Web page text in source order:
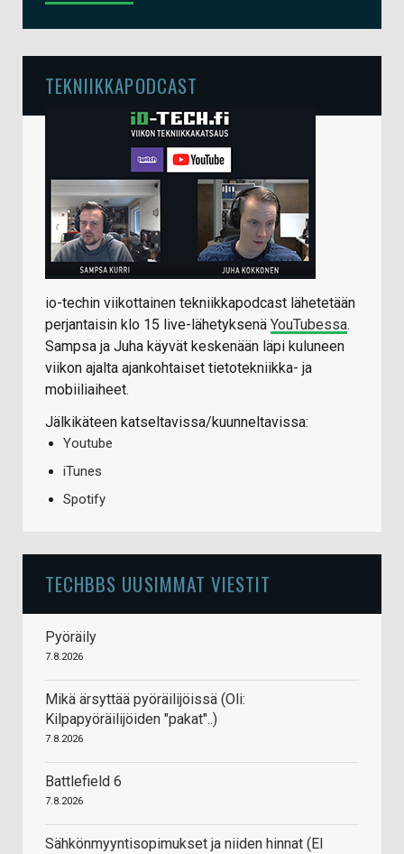
TEKNIIKKAPODCAST
io-techin viikottainen tekniikkapodcast lähetetään
perjantaisin klo 15 live-lähetyksenä YouTubessa.
Sampsa ja Juha käyvät keskenään läpi kuluneen
viikon ajalta ajankohtaiset tietotekniikka- ja
mobiiliaiheet.
Jälkikäteen katseltavissa/kuunneltavissa:
Youtube
iTunes
Spotify
TECHBBS UUSIMMAT VIESTIT
Pyöräily
7.8.2026
Mikä ärsyttää pyöräilijöissä (Oli:
Kilpapyöräilijöiden "pakat"..)
7.8.2026
Battlefield 6
7.8.2026
Sähkönmyyntisopimukset ja niiden hinnat (EI